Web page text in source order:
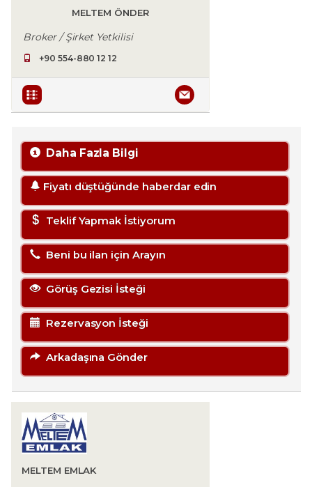
MELTEM ÖNDER
Broker / Şirket Yetkilisi
+90 554-880 12 12
Daha Fazla Bilgi
Fiyatı düştüğünde haberdar edin
Teklif Yapmak İstiyorum
Beni bu ilan için Arayın
Görüş Gezisi İsteği
Rezervasyon İsteği
Arkadaşına Gönder
MELTEM EMLAK